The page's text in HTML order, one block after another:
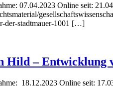
07.04.2023 Online seit:
der-stadtmauer-1001 […]
Hild – Entwicklung
18.12.2023 Online seit: